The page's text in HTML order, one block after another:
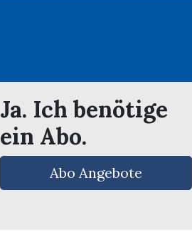
Ja. Ich benötige
ein Abo.
Abo Angebote